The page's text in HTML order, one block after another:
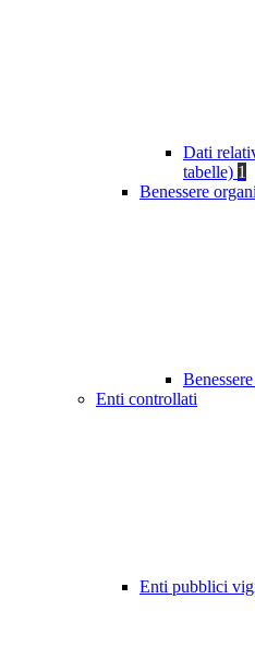
Dati
tabelle) 1
Benessere
Enti controllati
Enti pubblici